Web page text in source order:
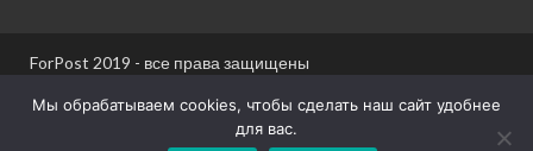
ForPost 2019 - все права защищены
При использовании материалов сайта ссылка
Мы обрабатываем cookies, чтобы сделать наш сайт удобнее
для вас.